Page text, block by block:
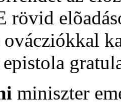
rövid
miniszter